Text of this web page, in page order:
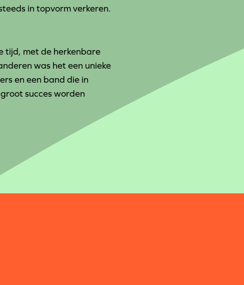
in topvorm verkeren.
tijd, met de herkenbare
was het een unieke
en een band die in
succes worden